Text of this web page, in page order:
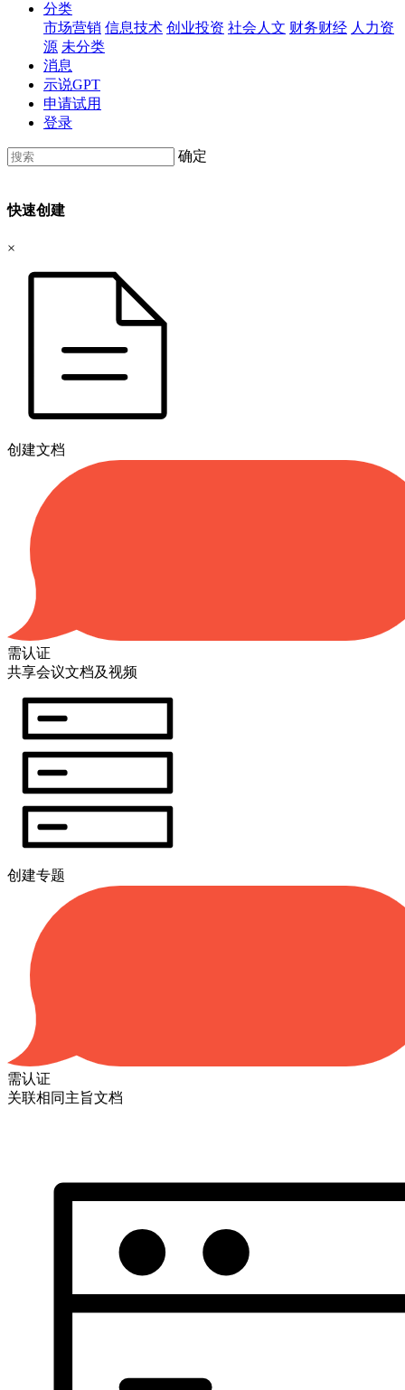
分类
市场营销 信息技术 创业投资 社会人文 财务财经 人力资
源 未分类
消息
示说GPT
申请试用
登录
确定
快速创建
×
创建文档
需认证
共享会议文档及视频
创建专题
需认证
关联相同主旨文档